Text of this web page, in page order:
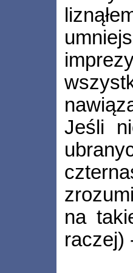
Jeśli
na
raczej)